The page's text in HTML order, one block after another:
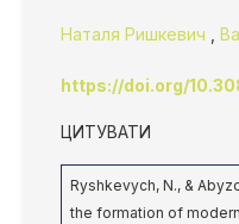
Наталя Ришкевич
https://doi.org/
ЦИТУВАТИ
Ryshkevych, N., &
the formatіon of modern